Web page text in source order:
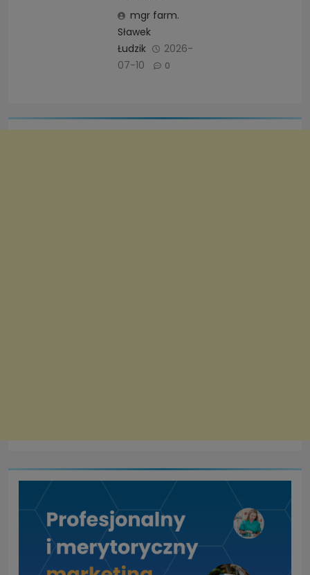
mgr farm.
Sławek
Łudzik
2026-
07-10
0